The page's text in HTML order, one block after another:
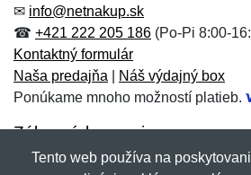
Meno:*
E-mail:
E-mail:*
Správa*
✉ info@netnakup.sk
☎ +421 222 205 186 (Po-Pi 8:00-
Kontaktný formulár
Naša predajňa
Náš výdajný box
Ponúkame mnoho možností platieb.
Zákaznícky servis
Novinky emailom
Tento web používa na